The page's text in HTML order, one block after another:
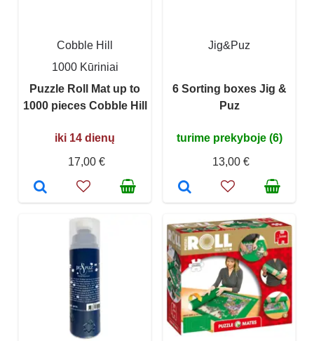
Cobble Hill
1000 Kūriniai
Puzzle Roll Mat up to
1000 pieces Cobble Hill
iki 14 dienų
17,00 €
Jig&Puz
6 Sorting boxes Jig &
Puz
turime prekyboje (6)
13,00 €